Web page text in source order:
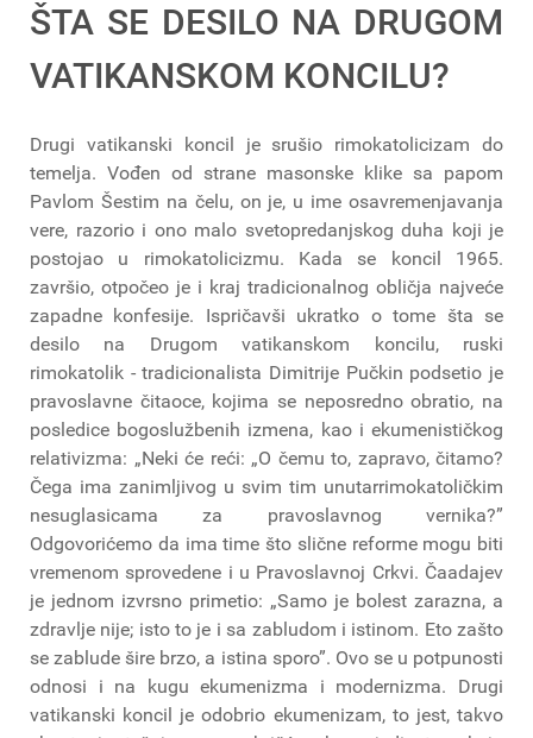
ŠTA SE DESILO NA DRUGOM
VATIKANSKOM KONCILU?
Drugi vatikanski koncil je srušio rimokatolicizam do
temelja. Vođen od strane masonske klike sa papom
Pavlom Šestim na čelu, on je, u ime osavremenjavanja
vere, razorio i ono malo svetopredanjskog duha koji je
postojao u rimokatolicizmu. Kada se koncil 1965.
završio, otpočeo je i kraj tradicionalnog obličja najveće
zapadne konfesije. Ispričavši ukratko o tome šta se
desilo na Drugom vatikanskom koncilu, ruski
rimokatolik - tradicionalista Dimitrije Pučkin podsetio je
pravoslavne čitaoce, kojima se neposredno obratio, na
posledice bogoslužbenih izmena, kao i ekumenističkog
relativizma: „Neki će reći: „O čemu to, zapravo, čitamo?
Čega ima zanimljivog u svim tim unutarrimokatoličkim
nesuglasicama za pravoslavnog vernika?”
Odgovorićemo da ima time što slične reforme mogu biti
vremenom sprovedene i u Pravoslavnoj Crkvi. Čaadajev
je jednom izvrsno primetio: „Samo je bolest zarazna, a
zdravlje nije; isto to je i sa zabludom i istinom. Eto zašto
se zablude šire brzo, a istina sporo”. Ovo se u potpunosti
odnosi i na kugu ekumenizma i modernizma. Drugi
vatikanski koncil je odobrio ekumenizam, to jest, takvo